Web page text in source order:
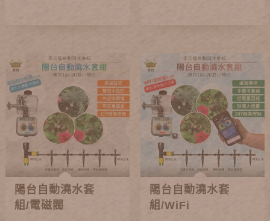
陽台自動澆水套
組/電磁閥
陽台自動澆水套
組/WiFi